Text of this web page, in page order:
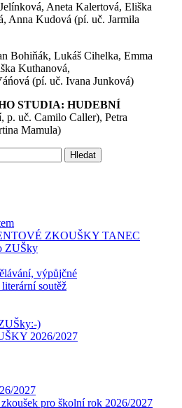
Aneta Kalertová, Eliška
Anna Kudová (pí. uč. Jarmila
Bohiňák, Lukáš Cihelka, Emma
Kuthanová,
(pí. uč. Ivana Junková)
STUDIA: HUDEBNÍ
p. uč. Camilo Caller), Petra
Mamula)
ZKOUŠKY TANEC
ZUŠky
výpůjčné
soutěž
)
2026/2027
2027
pro školní rok 2026/2027